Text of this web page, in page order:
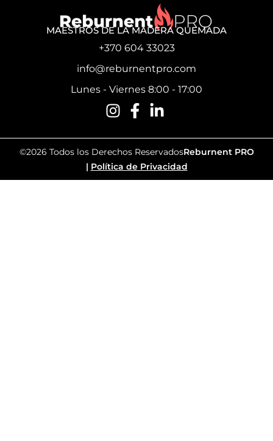
MAESTROS DE LA MADERA QUEMADA
+370 604 33023
info@reburnentpro.com
Lunes - Viernes 8:00 - 17:00
©2026 Todos los Derechos ReservadosReburnent PRO
| Política de Privacidad